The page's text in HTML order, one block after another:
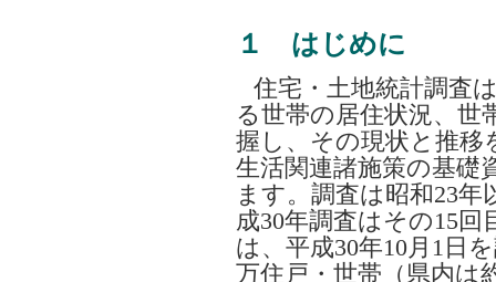
１ はじめに
住宅・土地統計調査
る世帯の居住状況、世
握し、その現状と推
生活関連諸施策の基礎
ます。調査は昭和23
成30年調査はその15
は、平成30年10月1日
万住戸・世帯（県内は